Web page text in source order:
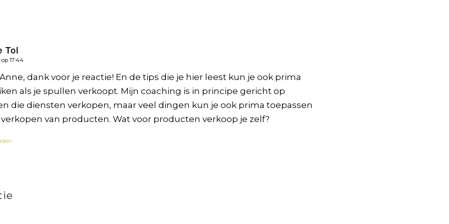
Tol
op 17:44
dank voor je reactie! En de tips die je hier leest kun je ook prima
als je spullen verkoopt. Mijn coaching is in principe gericht op
die diensten verkopen, maar veel dingen kun je ook prima toepassen
van producten. Wat voor producten verkoop je zelf?